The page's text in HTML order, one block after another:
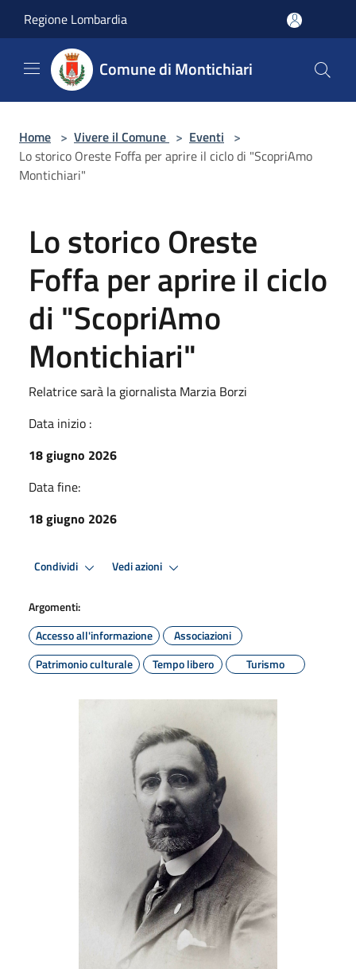
Regione Lombardia
Comune di Montichiari
Home > Vivere il Comune > Eventi >
Lo storico Oreste Foffa per aprire il ciclo di "ScopriAmo
Montichiari"
Lo storico Oreste
Foffa per aprire il ciclo
di "ScopriAmo
Montichiari"
Relatrice sarà la giornalista Marzia Borzi
Data inizio :
18 giugno 2026
Data fine:
18 giugno 2026
Condividi Vedi azioni
Argomenti:
Accesso all'informazione
Associazioni
Patrimonio culturale
Tempo libero Turismo